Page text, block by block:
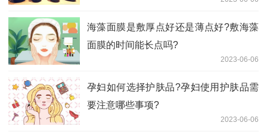
海藻面膜是敷厚点好还是薄点好?敷海藻
面膜的时间能长点吗?
2023-06-06
孕妇如何选择护肤品?孕妇使用护肤品需
要注意哪些事项?
2023-06-06